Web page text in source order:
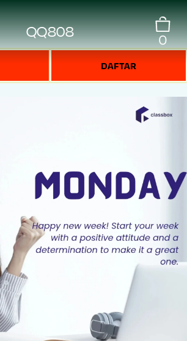
QQ808 0
DAFTAR